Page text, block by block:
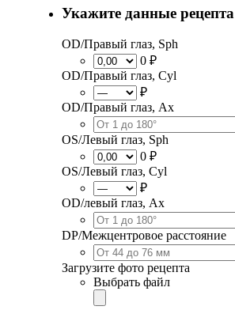
Укажите данные рецепта
OD/Правый глаз, Sph
0 ₽
OD/Правый глаз, Cyl
₽
OD/Правый глаз, Ax
OS/Левый глаз, Sph
0 ₽
OS/Левый глаз, Cyl
₽
OD/левый глаз, Ax
DP/Межцентровое расстояние
Загрузите фото рецепта
Выбрать файл